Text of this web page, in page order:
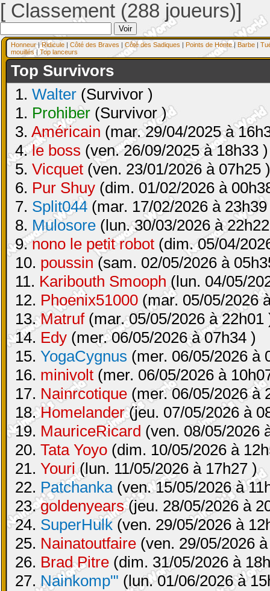
[ Classement (288 joueurs)]
Honneur|Ridicule | Côté des Braves | Côté des Sadiques | Points de Honte| Barbe |
mouillés| Top lanceurs
Top Survivors
1. Walter (Survivor )
1. Prohiber (Survivor )
3. Américain (mar. 29/04/2025 à
4.le boss (ven. 26/09/2025 à 18h33 )
5. Vicquet (ven. 23/01/2026 à 07h25 )
6. Pur Shuy (dim. 01/02/2026 à
7. Split044 (mar. 17/02/2026 à
8. Mulosore (lun. 30/03/2026 à
9.nono le petit robot (dim. 05/04/
10. poussin (sam. 02/05/2026 à
11. Karibouth Smooph (lun. 04/05/
12. Phoenix51000 (mar. 05/05/2026
13.Matruf(mar. 05/05/2026 à 22h01
14. Edy (mer. 06/05/2026 à 07h34 )
15. YogaCygnus (mer. 06/05/2026 à
16. minivolt (mer. 06/05/2026 à
17. Nainrcotique (mer. 06/05/2026 à
18.Homelander(jeu. 07/05/2026 à
19. MauriceRicard (ven. 08/05/2026
20. Tata Yoyo (dim. 10/05/2026 à
21. Youri(lun. 11/05/2026 à 17h27 )
22. Patchanka(ven. 15/05/2026 à
23.goldenyears(jeu. 28/05/2026 à
24. SuperHulk (ven. 29/05/2026 à
25. Nainatoutfaire (ven. 29/05/2026
26. Brad Pitre (dim. 31/05/2026 à
27. Nainkomp"' (lun. 01/06/2026 à